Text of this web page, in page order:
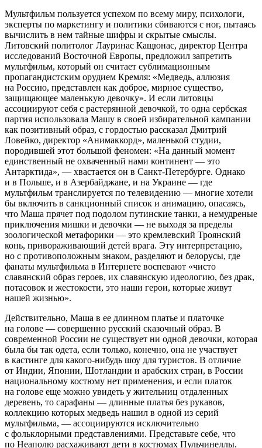
Мультфильм пользуется успехом по всему миру, психологи,
эксперты по маркетингу и политики сбиваются с ног, пытаясь
вычислить в нем тайные шифры и скрытые смыслы.
Литовский политолог Лауринас Кащюнас, директор Центра
исследований Восточной Европы, предложил запретить
мультфильм, который он считает сублимационным
пропагандистским орудием Кремля: «Медведь, аллюзия
на Россию, представлен как доброе, мирное существо,
защищающее маленькую девочку». И если литовцы
ассоциируют себя с растерянной девочкой, то одна сербская
партия использовала Машу в своей избирательной кампании
как позитивный образ, с гордостью рассказал Дмитрий
Ловейко, директор «Анимаккорд», маленькой студии,
породившей этот большой феномен: «На данный момент
единственный не охваченный нами континент — это
Антарктида», — хвастается он в Санкт-Петербурге. Однако
и в Польше, и в Азербайджане, и на Украине — где
мультфильм транслируется по телевидению — многие хотели
бы включить в санкционный список и анимацию, опасаясь,
что Маша прячет под подолом путинские танки, а немудреные
приключения мишки и девочки — не выходя за пределы
зоологической метафорики — это кремлевский Троянский
конь, привораживающий детей врага. Эту интерпретацию,
но с противоположным знаком, разделяют и белорусы, где
фанаты мультфильма в Интернете воспевают «чисто
славянский образ героев, их славянскую идеологию, без драк,
потасовок и жестокости, это наши герои, которые живут
нашей жизнью».
Действительно, Маша в ее длинном платье и платочке
на голове — совершенно русский сказочный образ. В
современной России не существует ни одной девочки, которая
была бы так одета, если только, конечно, она не участвует
в кастинге для какого-нибудь шоу для туристов. В отличие
от Индии, Японии, Шотландии и арабских стран, в России
национальному костюму нет применения, и если платок
на голове еще можно увидеть у жительниц отдаленных
деревень, то сарафаны — длинные платья без рукавов,
коллекцию которых медведь нашил в одной из серий
мультфильма, — ассоциируются исключительно
с фольклорными представлениями. Представьте себе, что
по Неаполю расхаживают дети в костюмах Пульчинеллы.